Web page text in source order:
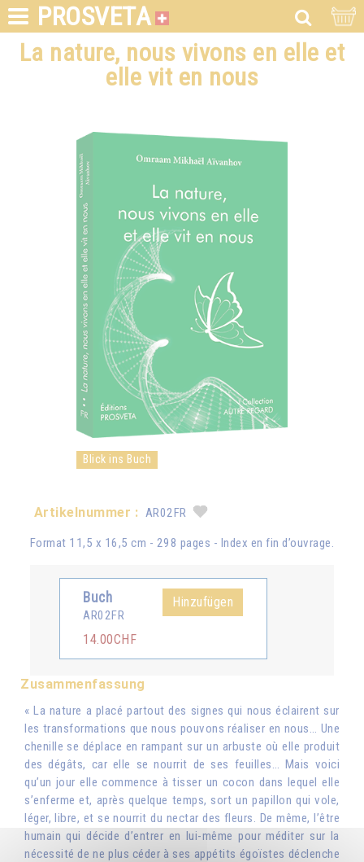
PROSVETA
La nature, nous vivons en elle et
elle vit en nous
Blick ins Buch
Artikelnummer : AR02FR
Format 11,5 x 16,5 cm - 298 pages - Index en fin d’ouvrage.
Buch
AR02FR
14.00CHF
Hinzufügen
Zusammenfassung
« La nature a placé partout des signes qui nous éclairent sur
les transformations que nous pouvons réaliser en nous… Une
chenille se déplace en rampant sur un arbuste où elle produit
des dégâts, car elle se nourrit de ses feuilles… Mais voici
qu’un jour elle commence à tisser un cocon dans lequel elle
s’enferme et, après quelque temps, sort un papillon qui vole,
léger, libre, et se nourrit du nectar des fleurs. De même, l’être
humain qui décide d’entrer en lui-même pour méditer sur la
nécessité de ne plus céder à ses appétits égoïstes déclenche